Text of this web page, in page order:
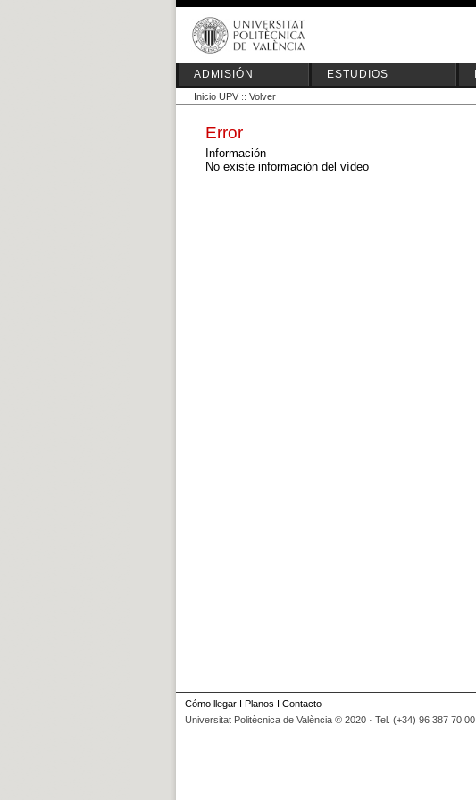
ADMISIÓN ESTUDIOS
Inicio UPV :: Volver
Error
Información
No existe información del vídeo
Cómo llegar I Planos I Contacto
Universitat Politècnica de València © 2020 · Tel. (+34) 96 387 70 00